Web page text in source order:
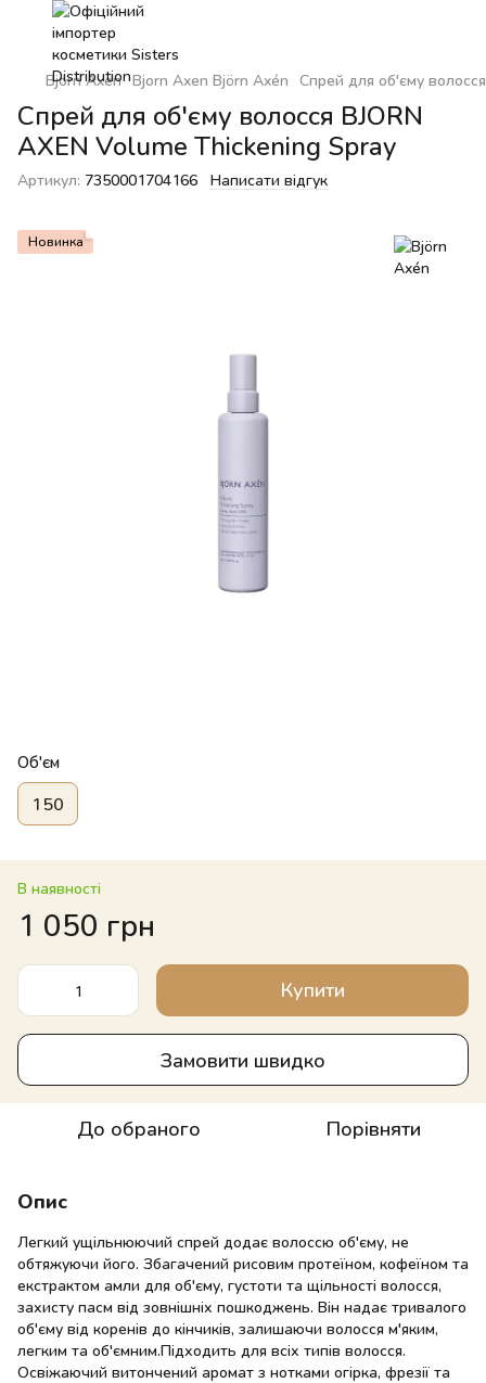
Bjorn Axen Bjorn Axen Björn Axén Спрей для об'єму
Спрей для об'єму волосся BJORN
AXEN Volume Thickening Spray
Артикул: 7350001704166 Написати відгук
Новинка
Об'єм
150
В наявності
1 050 грн
Купити
Замовити швидко
До обраного Порівняти
Опис
Легкий ущільнюючий спрей додає волоссю об'єму, не
обтяжуючи його. Збагачений рисовим протеїном, кофеїном та
екстрактом амли для об'єму, густоти та щільності волосся,
захисту пасм від зовнішніх пошкоджень. Він надає тривалого
об'єму від коренів до кінчиків, залишаючи волосся м'яким,
легким та об'ємним.Підходить для всіх типів волосся.
Освіжаючий витончений аромат з нотками огірка, фрезії та